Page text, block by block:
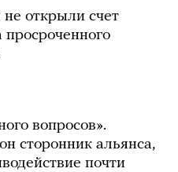
открыли счет
просроченного
вопросов».
сторонник альянса,
почти